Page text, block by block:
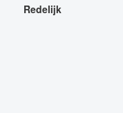
Redelijk